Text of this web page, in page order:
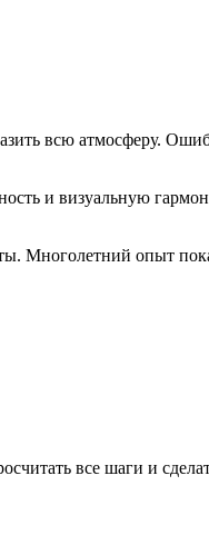
всю атмосферу.
и визуальную
Многолетний опыт
все шаги и